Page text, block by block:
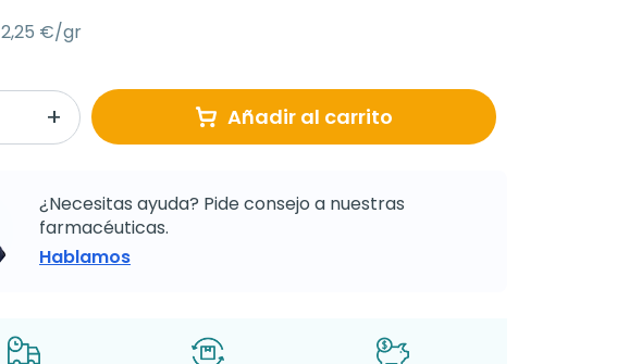
2,25 €/gr
Añadir al carrito
¿Necesitas ayuda? Pide consejo a nuestras
farmacéuticas.
Hablamos